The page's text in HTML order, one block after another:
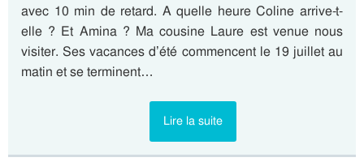
avec 10 min de retard. A quelle heure Coline arrive-t-
elle ? Et Amina ? Ma cousine Laure est venue nous
visiter. Ses vacances d’été commencent le 19 juillet au
matin et se terminent…
Lire la suite